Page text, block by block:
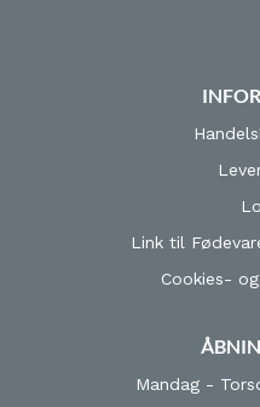
Link til
Cookies-
Mandag -